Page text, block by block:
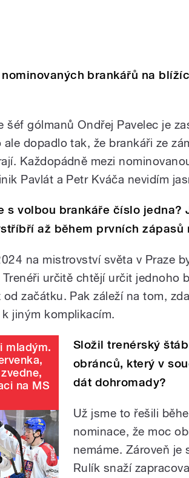
brankářů na
šéf gólmanů Ondřej Pavelec je
dopadlo tak, že brankáři ze
Každopádně mezi
Pavlát a Petr Kváča nevidím
s volbou brankáře číslo jedna?
až během prvních zápasů
na mistrovství světa v Praze
určitě chtějí určit jednoho
začátku. Pak záleží na tom,
jiným komplikacím.
mladým.
na MS
Složil trenérský
obránců, který v
dát dohromady?
Už jsme to řešili
nominace, že moc
nemáme. Zároveň je
Rulík snaží